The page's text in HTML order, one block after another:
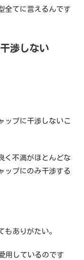
全てに言えるんです
渉しない
ップに干渉しないこ
く不満がほとんどな
ップにのみ干渉する
もありがたい。
用しているのです